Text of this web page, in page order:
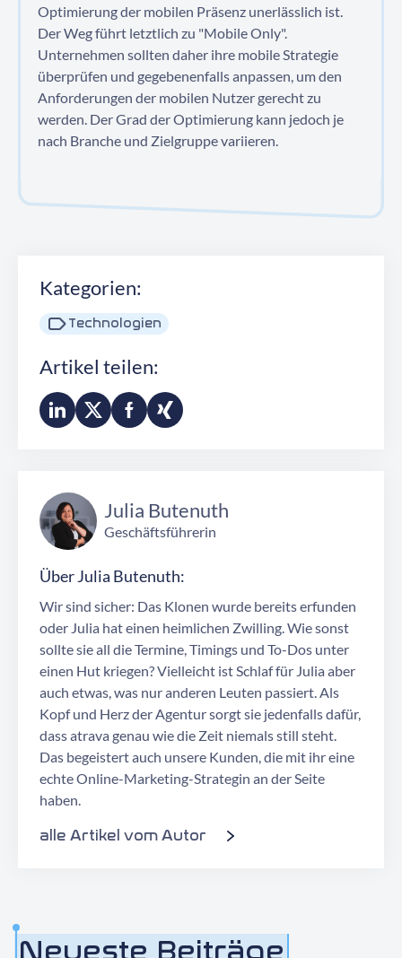
Optimierung der mobilen Präsenz unerlässlich ist.
Der Weg führt letztlich zu "Mobile Only".
Unternehmen sollten daher ihre mobile Strategie
überprüfen und gegebenenfalls anpassen, um den
Anforderungen der mobilen Nutzer gerecht zu
werden. Der Grad der Optimierung kann jedoch je
nach Branche und Zielgruppe variieren.
Kategorien:
Technologien
Artikel teilen:
Julia Butenuth
Geschäftsführerin
Über Julia Butenuth:
Wir sind sicher: Das Klonen wurde bereits erfunden
oder Julia hat einen heimlichen Zwilling. Wie sonst
sollte sie all die Termine, Timings und To-Dos unter
einen Hut kriegen? Vielleicht ist Schlaf für Julia aber
auch etwas, was nur anderen Leuten passiert. Als
Kopf und Herz der Agentur sorgt sie jedenfalls dafür,
dass atrava genau wie die Zeit niemals still steht.
Das begeistert auch unsere Kunden, die mit ihr eine
echteOnline-Marketing-Strategin an der Seite
haben.
alle Artikel vom Autor
Neueste Beiträge